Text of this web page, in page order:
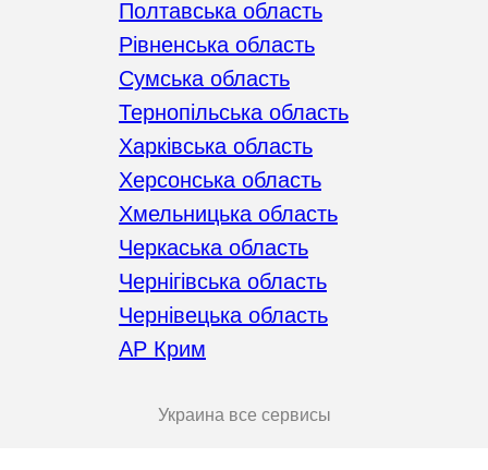
Полтавська область
Рівненська область
Сумська область
Тернопільська область
Харківська область
Херсонська область
Хмельницька область
Черкаська область
Чернігівська область
Чернівецька область
АР Крим
Украина все сервисы